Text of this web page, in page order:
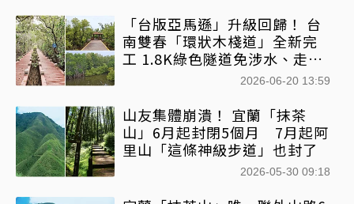
「台版亞馬遜」升級回歸！ 台
南雙春「環狀木棧道」全新完
工 1.8K綠色隧道免涉水、走完
2026-06-20 13:59
山友集體崩潰！ 宜蘭「抹茶
山」6月起封閉5個月 7月起阿
里山「這條神級步道」也封了
2026-05-30 09:18